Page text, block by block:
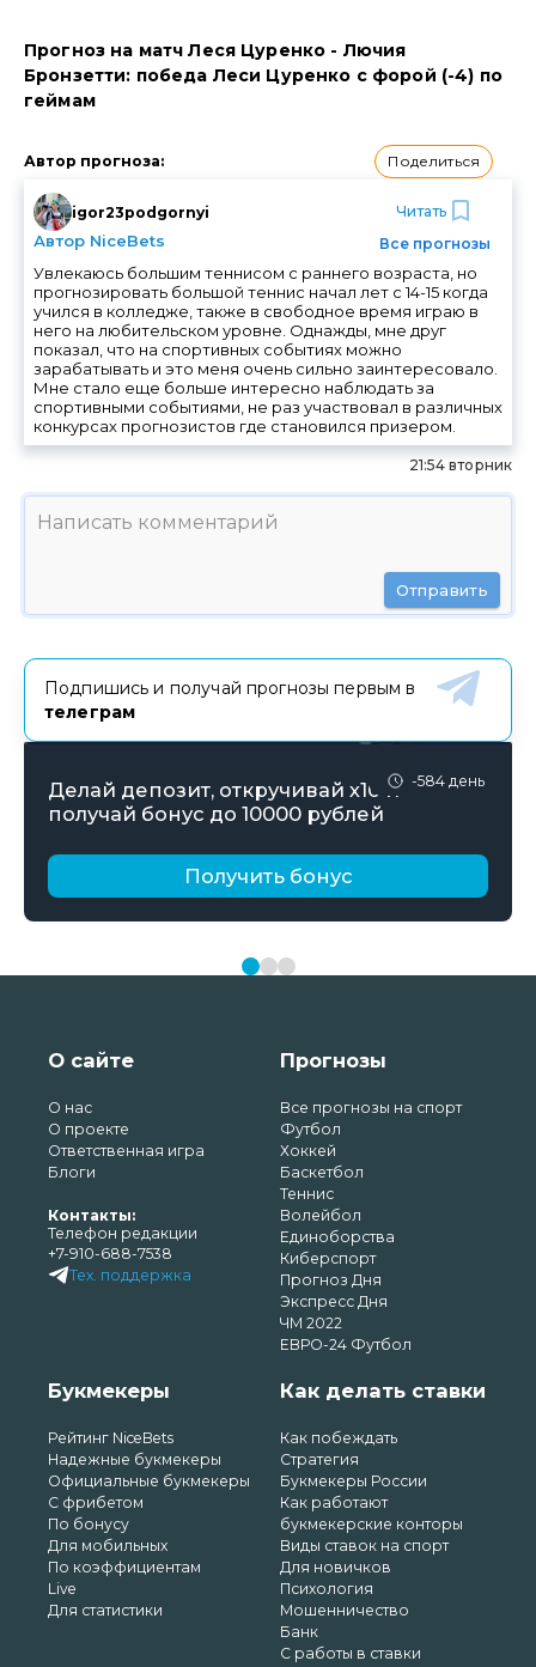
Прогноз на матч Леся Цуренко - Лючия
Бронзетти: победа Леси Цуренко с форой (-4) по
геймам
Автор прогноза: Поделиться
igor23podgornyi
Автор NiceBets
Читать
Все прогнозы
Увлекаюсь большим теннисом с раннего возраста, но
прогнозировать большой теннис начал лет с 14-15 когда
учился в колледже, также в свободное время играю в
него на любительском уровне. Однажды, мне друг
показал, что на спортивных событиях можно
зарабатывать и это меня очень сильно заинтересовало.
Мне стало еще больше интересно наблюдать за
спортивными событиями, не раз участвовал в различных
конкурсах прогнозистов где становился призером.
21:54 вторник
Отправить
Подпишись и получай прогнозы первым в
телеграм
-584 день
Делай депозит, откручивай х10 и
получай бонус до 10000 рублей
Получить бонус
О сайте
О нас
О проекте
Ответственная игра
Блоги
Контакты:
Телефон редакции
+7-910-688-7538
Тех. поддержка
Прогнозы
Все прогнозы на спорт
Футбол
Хоккей
Баскетбол
Теннис
Волейбол
Единоборства
Киберспорт
Прогноз Дня
Экспресс Дня
ЧМ 2022
ЕВРО-24 Футбол
Букмекеры
Рейтинг NiceBets
Надежные букмекеры
Официальные букмекеры
С фрибетом
По бонусу
Для мобильных
По коэффициентам
Live
Для статистики
Как делать ставки
Как побеждать
Стратегия
Букмекеры России
Как работают
букмекерские конторы
Виды ставок на спорт
Для новичков
Психология
Мошенничество
Банк
С работы в ставки